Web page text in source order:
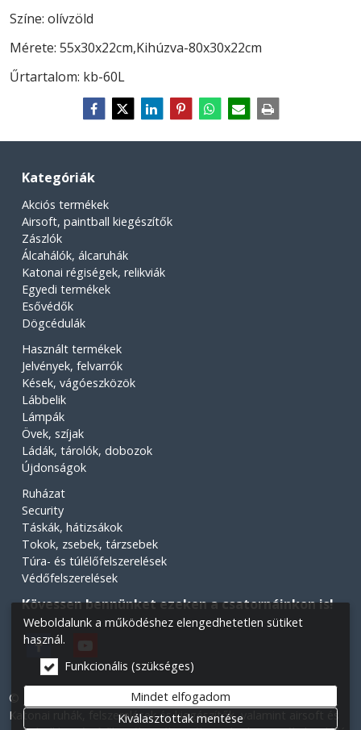
Színe: olívzöld
Mérete: 55x30x22cm,Kihúzva-80x30x22cm
Űrtartalom: kb-60L
Kategóriák
Akciós termékek
Airsoft, paintball kiegészítők
Zászlók
Álcahálók, álcaruhák
Katonai régiségek, relikviák
Egyedi termékek
Esővédők
Dögcédulák
Használt termékek
Jelvények, felvarrók
Kések, vágóeszközök
Lábbelik
Lámpák
Övek, szíjak
Ládák, tárolók, dobozok
Újdonságok
Ruházat
Security
Táskák, hátizsákok
Tokok, zsebek, tárzsebek
Túra- és túlélőfelszerelések
Védőfelszerelések
Kövessen bennünket ezeken a csatornáinkon is!
© 2026 Minden jog fenntartva! Légiós Military webáruház.
Katonai ruhák, felszerelések és kiegészítők, valamint airsoft és
Weboldalunk a működéshez elengedhetetlen sütiket
használ.
Funkcionális (szükséges)
Mindet elfogadom
Kiválasztottak mentése